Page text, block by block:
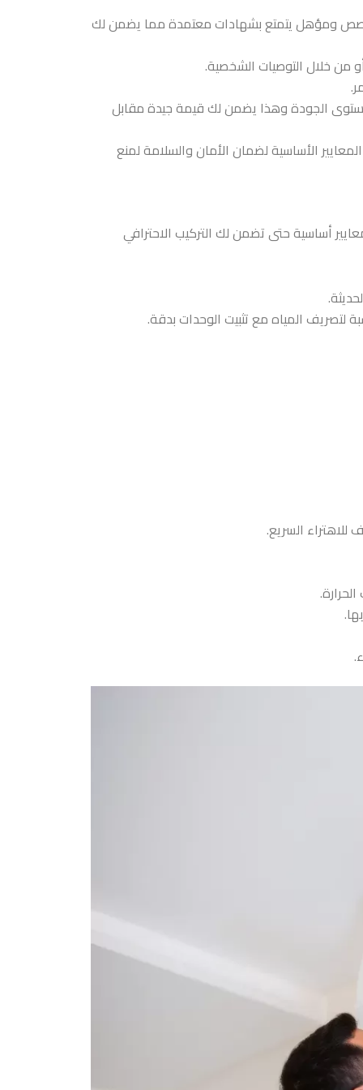
ومؤهل يتمتع بشهادات معتمدة مما يضمن لك
من خلال التوصيات الشخصية.
الجودة وهذا يضمن لك قيمة جيدة مقابل
الأساسية لضمان الأمان والسلامة لمنع
أساسية حتى تضمن لك التركيب الاحترافي
لتصريف المياه مع تثبيت الوحدات بدقة.
السريع.